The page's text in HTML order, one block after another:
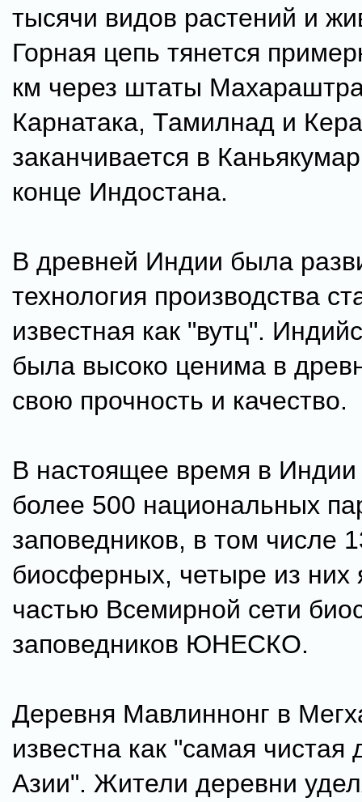
тысячи видов растений и
Горная цепь тянется
км через штаты
Карнатака, Тамилнад и
заканчивается в
конце Индостана.
В древней Индии была
технология производства
известная как "вутц".
была высоко ценима в
свою прочность и качество.
В настоящее время в Индии
более 500 национальных
заповедников, в том числе
биосферных, четыре из них
частью Всемирной сети
заповедников ЮНЕСКО.
Деревня Мавлиннонг в
известна как "самая чистая
Азии". Жители деревни